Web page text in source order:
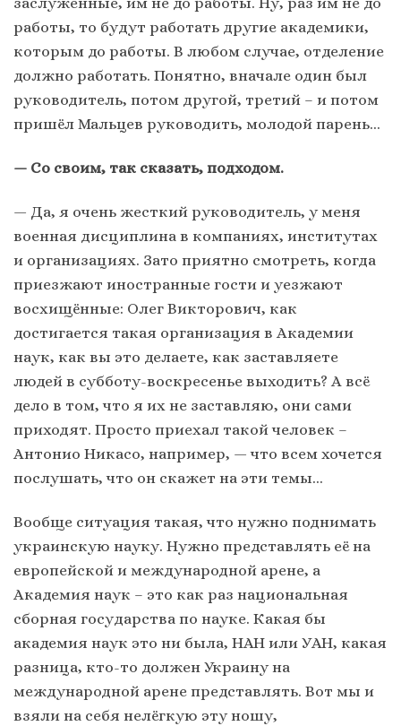
работы, то будут работать другие академики,
которым до работы. В любом случае, отделение
должно работать. Понятно, вначале один был
руководитель, потом другой, третий – и потом
пришёл Мальцев руководить, молодой парень…
— Со своим, так сказать, подходом.
— Да, я очень жесткий руководитель, у меня
военная дисциплина в компаниях, институтах
и организациях. Зато приятно смотреть, когда
приезжают иностранные гости и уезжают
восхищённые: Олег Викторович, как
достигается такая организация в Академии
наук, как вы это делаете, как заставляете
людей в субботу-воскресенье выходить? А всё
дело в том, что я их не заставляю, они сами
приходят. Просто приехал такой человек –
Антонио Никасо, например, — что всем хочется
послушать, что он скажет на эти темы…
Вообще ситуация такая, что нужно поднимать
украинскую науку. Нужно представлять её на
европейской и международной арене, а
Академия наук – это как раз национальная
сборная государства по науке. Какая бы
академия наук это ни была, НАН или УАН, какая
разница, кто-то должен Украину на
международной арене представлять. Вот мы и
взяли на себя нелёгкую эту ношу,